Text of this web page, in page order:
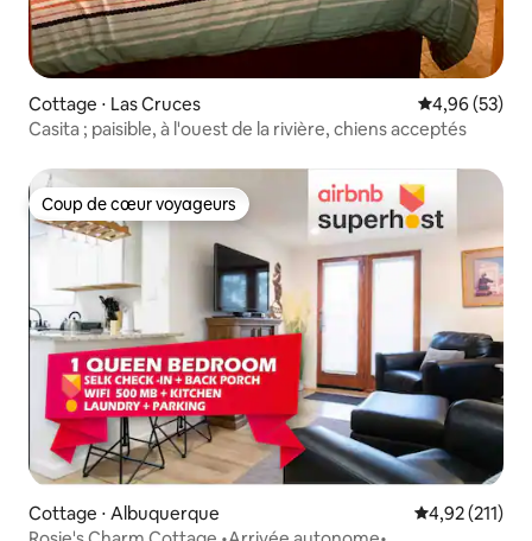
Cottage ⋅ Las Cruces Évaluation
4,96 (53)
Casita ; paisible, à l'ouest de la rivière, chiens acceptés
Coup de cœur voyageurs
Coup de cœur voyageurs
Cottage ⋅ Albuquerque Évaluation
4,92 (211)